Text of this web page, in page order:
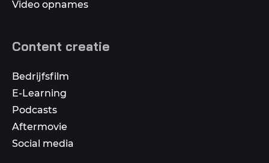
Video opnames
Content creatie
Bedrijfsfilm
E-Learning
Podcasts
Aftermovie
Social media